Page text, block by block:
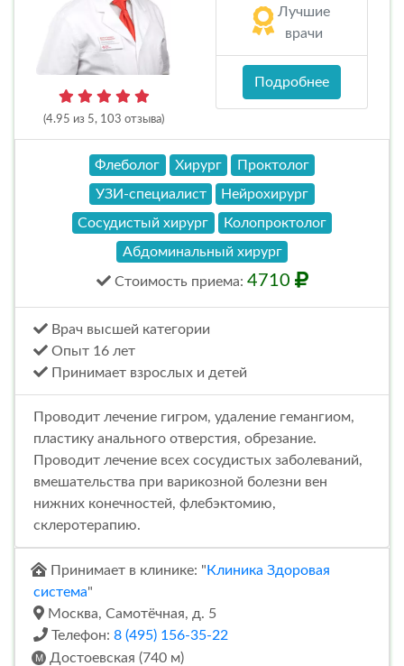
(4.95 из 5, 103 отзыва)
Лучшие
врачи
Подробнее
Флеболог Хирург
Проктолог
УЗИ-специалист
Нейрохирург
Сосудистый хирург
Колопроктолог
Абдоминальный хирург
Стоимость приема: 4710
Врач высшей категории
Опыт 16 лет
Принимает взрослых и детей
Проводит лечение гигром, удаление гемангиом,
пластику анального отверстия, обрезание.
Проводит лечение всех сосудистых заболеваний,
вмешательства при варикозной болезни вен
нижних конечностей, флебэктомию,
склеротерапию.
Принимает в клинике: " Клиника Здоровая
система"
Москва, Самотёчная, д. 5
Телефон: 8 (495) 156-35-22
Достоевская (740 м)